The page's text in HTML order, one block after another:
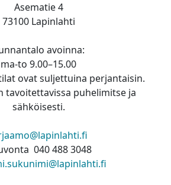
Asematie 4
73100 Lapinlahti
avoinna:
ma-to 9.00–15.00
ovat suljettuina perjantaisin.
tavoitettavissa puhelimitse ja
sähköisesti.
040 488 3048